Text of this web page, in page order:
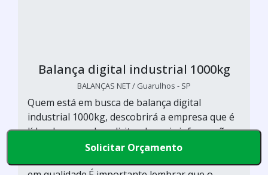
Balança digital industrial 1000kg
BALANÇAS NET / Guarulhos - SP
Quem está em busca de balança digital
industrial 1000kg, descobrirá a empresa que é
líder do mercado solicitando mais informações
por meio da plataforma de divulgação das
Solicitar Orçamento